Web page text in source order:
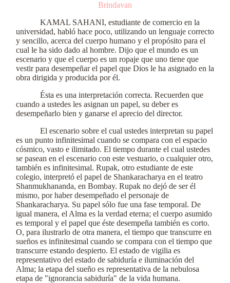
Brindavan
KAMAL SAHANI, estudiante de comercio en la
universidad, habló hace poco, utilizando un lenguaje correcto
y sencillo, acerca del cuerpo humano y el propósito para el
cual le ha sido dado al hombre. Dijo que el mundo es un
escenario y que el cuerpo es un ropaje que uno tiene que
vestir para desempeñar el papel que Dios le ha asignado en la
obra dirigida y producida por él.
Ésta es una interpretación correcta. Recuerden que
cuando a ustedes les asignan un papel, su deber es
desempeñarlo bien y ganarse el aprecio del director.
El escenario sobre el cual ustedes interpretan su papel
es un punto infinitesimal cuando se compara con el espacio
cósmico, vasto e ilimitado. El tiempo durante el cual ustedes
se pasean en el escenario con este vestuario, o cualquier otro,
también es infinitesimal. Rupak, otro estudiante de este
colegio, interpretó el papel de Shankaracharya en el teatro
Shanmukhananda, en Bombay. Rupak no dejó de ser él
mismo, por haber desempeñado el personaje de
Shankaracharya. Su papel sólo fue una fase temporal. De
igual manera, el Alma es la verdad eterna; el cuerpo asumido
es temporal y el papel que éste desempeña también es corto.
O, para ilustrarlo de otra manera, el tiempo que transcurre en
sueños es infinitesimal cuando se compara con el tiempo que
transcurre estando despierto. El estado de vigilia es
representativo del estado de sabiduría e iluminación del
Alma; la etapa del sueño es representativa de la nebulosa
etapa de "ignorancia sabiduría" de la vida humana.